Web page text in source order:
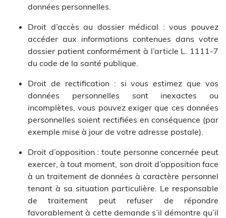
données personnelles.
Droit d’accès au dossier médical : vous pouvez
accéder aux informations contenues dans votre
dossier patient conformément à l’article L. 1111-7
du code de la santé publique.
Droit de rectification : si vous estimez que vos
données personnelles sont inexactes ou
incomplètes, vous pouvez exiger que ces données
personnelles soient rectifiées en conséquence (par
exemple mise à jour de votre adresse postale).
Droit d’opposition : toute personne concernée peut
exercer, à tout moment, son droit d’opposition face
à un traitement de données à caractère personnel
tenant à sa situation particulière. Le responsable
de traitement peut refuser de répondre
favorablement à cette demande s’il démontre qu’il